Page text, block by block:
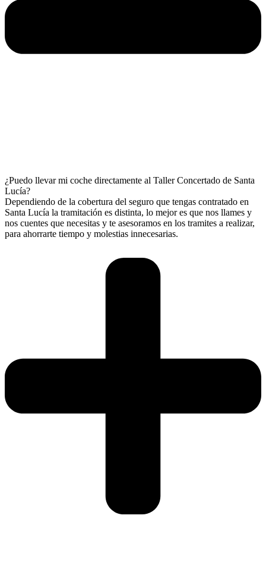
¿Puedo llevar mi coche directamente al Taller Concertado de Santa
Lucía?
Dependiendo de la cobertura del seguro que tengas contratado en
Santa Lucía la tramitación es distinta, lo mejor es que nos llames y
nos cuentes que necesitas y te asesoramos en los tramites a realizar,
para ahorrarte tiempo y molestias innecesarias.